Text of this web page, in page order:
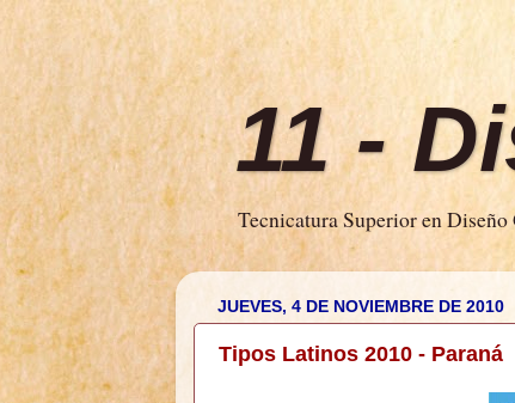
11 -
Tecnicatura Superior en
JUEVES, 4 DE NOVIEMBRE DE 2010
Tipos Latinos 2010 - Paraná